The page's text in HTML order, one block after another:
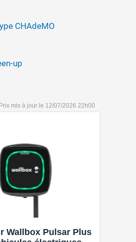
CHAdeMO
up
12/07/2026 22h00
Wallbox Pulsar Plus